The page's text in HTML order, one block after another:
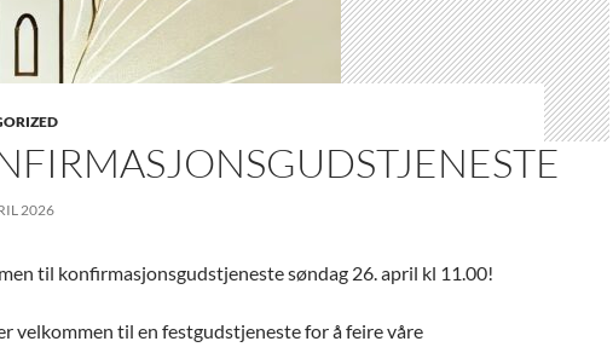
2026
til konfirmasjonsgudstjeneste søndag 26. april kl 11.00!
velkommen til en festgudstjeneste for å feire våre